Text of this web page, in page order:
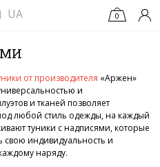
UA 0
от производителя «Аржен»
и
и тканей позволяет
любой стиль одежды, на каждый
туники с надписями, которые
свою индивидуальность и
наряду.